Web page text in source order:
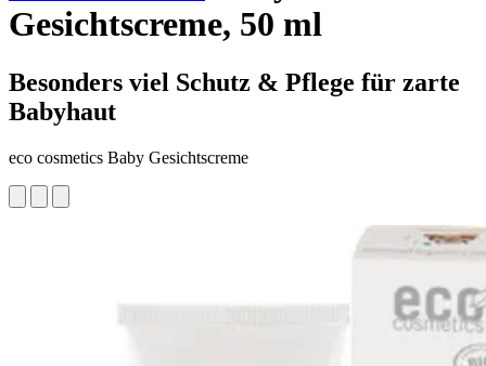
Gesichtscreme, 50 ml
Besonders viel Schutz & Pflege für zarte
Babyhaut
eco cosmetics Baby Gesichtscreme